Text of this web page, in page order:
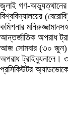
জুলাই গণ-অভ্যুত্থানের
বিশ্ববিদ্যালয়ের
কমিশনার
আন্তর্জাতিক অপরাধ
আজ সোমবার (৩০ জুন)
অপরাধ ট্রাইব্যুনালে।
প্রসিকিউটর